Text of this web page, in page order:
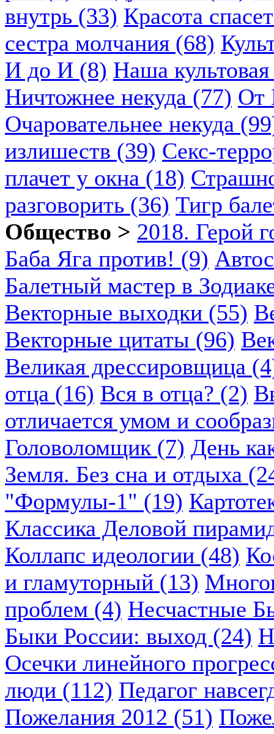
внутрь (33) Красота
сестра молчания (68)
И до И (8) Наша
Ничтожнее некуда (77) От
Очаровательнее некуда
излишеств (39) Секс-
плачет у окна (18)
разговорить (36) Тигр
Общество > 2018. Герой
Баба Яга против! (9)
Балетный мастер в
Векторные выходки (55)
Векторные цитаты (96)
Великая дрессировщица
отца (16) Вся в отца? (2)
отличается умом и
Головоломщик (7) День
Земля. Без сна и отдыха
"Формулы-1" (19)
Классика Деловой
Коллапс идеологии (48)
и гламуторный (13)
проблем (4) Несчастные
Быки России: выход (24)
Осечки линейного
люди (112) Педагог
Пожелания 2012 (51)